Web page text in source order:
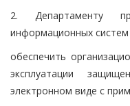
2. Департаменту
информационных
обеспечить
эксплуатации
электронном виде с